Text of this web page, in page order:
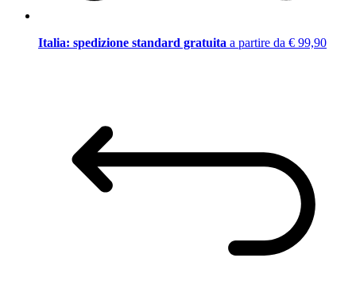
Italia: spedizione standard gratuita a partire da € 99,90